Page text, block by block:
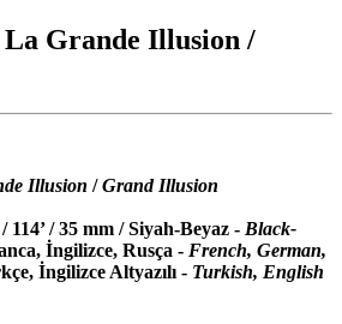
Grande Illusion /
Illusion /Grand Illusion
114’ / 35 mm / Siyah-Beyaz - Black-
İngilizce, Rusça - French, German,
İngilizce Altyazılı - Turkish, English